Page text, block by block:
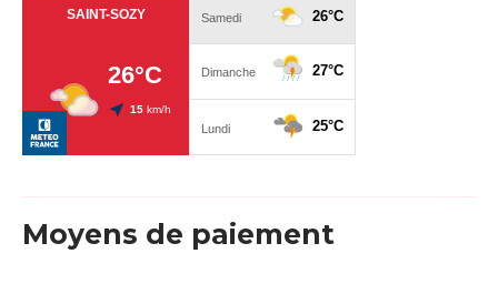
Moyens de paiement